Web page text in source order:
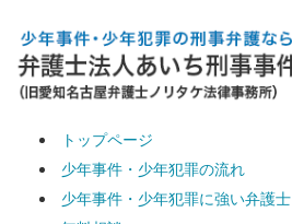
トップページ
少年事件・少年犯罪の流れ
少年事件・少年犯罪に強い弁護士